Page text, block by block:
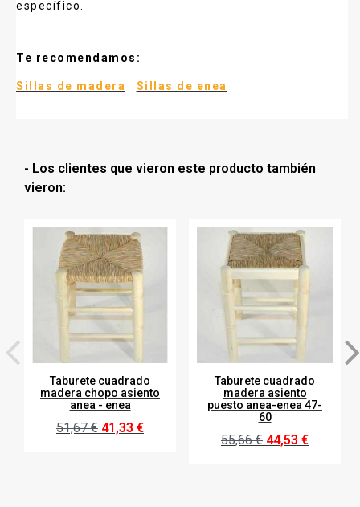
específico.
Te recomendamos:
Sillas de madera Sillas de enea
- Los clientes que vieron este producto también
vieron:
Taburete cuadrado
madera chopo asiento
anea - enea
51,67 € 41,33 €
Taburete cuadrado
madera asiento
puesto anea-enea 47-
60
55,66 € 44,53 €